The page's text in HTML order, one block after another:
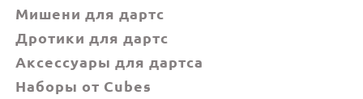
Мишени для дартс
Дротики для дартс
Аксессуары для дартса
Наборы от Cubes